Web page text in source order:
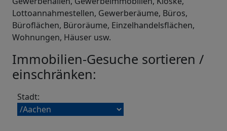
Lottoannahmestellen, Gewerberäume, Büros,
Büroflächen, Büroräume, Einzelhandelsflächen,
Wohnungen, Häuser usw.
Immobilien-Gesuche sortieren /
einschränken:
Stadt: